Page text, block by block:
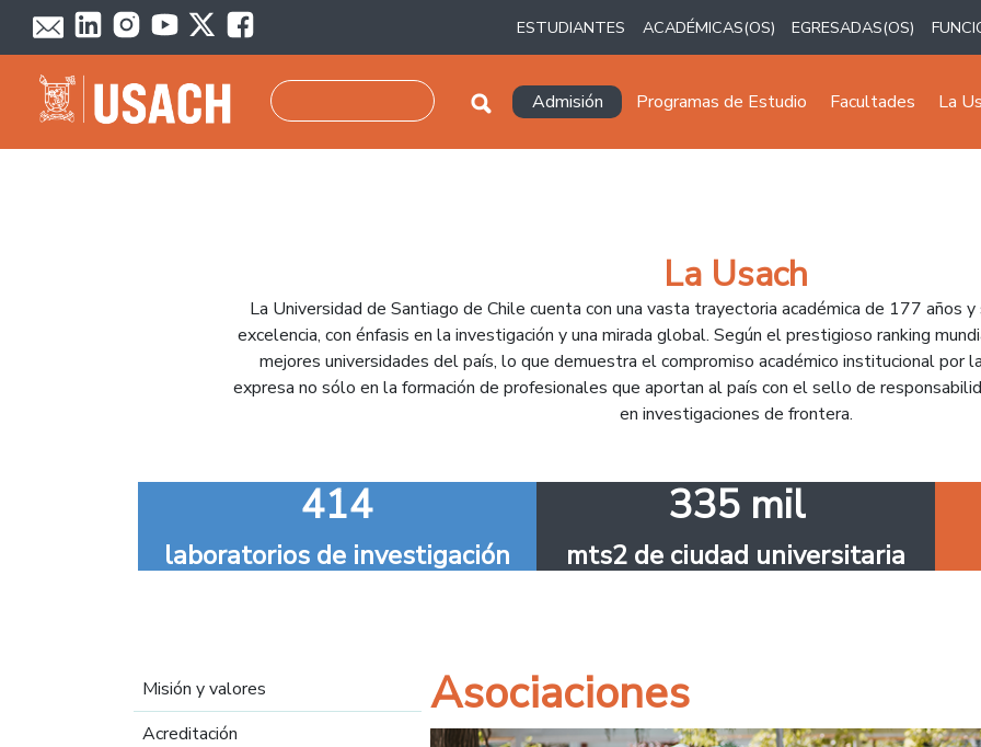
Pasar al contenido principal
ESTUDIANTES ACADÉMICAS(OS) EGRESADAS(OS)
Navegación principal
Admisión Programas de Estudio Facultades La
La Usach
La Universidad de Santiago de Chile cuenta con una vasta trayectoria académica de 177 años
excelencia, con énfasis en la investigación y una mirada global. Según el prestigioso ranking
mejores universidades del país, lo que demuestra el compromiso académico institucional por
expresa no sólo en la formación de profesionales que aportan al país con el sello de
en investigaciones de frontera.
414
laboratorios de investigación
335 mil
mts2 de ciudad universitaria
Navegación principal
Misión y valores
Acreditación
Asociaciones